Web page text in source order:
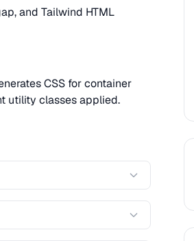
and Tailwind HTML
CSS for container
utility classes applied.